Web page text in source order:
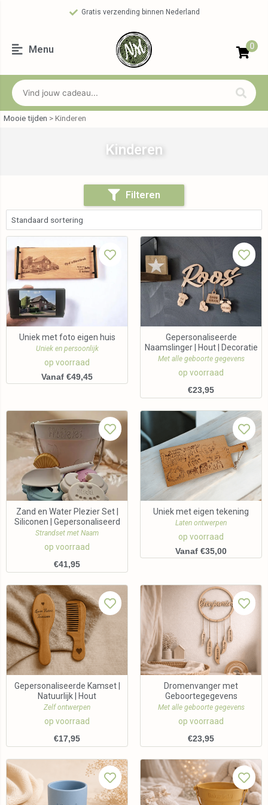
Gratis verzending binnen Nederland
Menu 0
Mooie tijden >Kinderen
Kinderen
Filteren
Uniek met foto eigen huis
Uniek en persoonlijk
op voorraad
Vanaf €49,45
Gepersonaliseerde
Naamslinger | Hout | Decoratie
Met alle geboorte gegevens
op voorraad
€23,95
Zand en Water Plezier Set |
Siliconen | Gepersonaliseerd
Strandset met Naam
op voorraad
€41,95
Uniek met eigen tekening
Laten ontwerpen
op voorraad
Vanaf €35,00
Gepersonaliseerde Kamset |
Natuurlijk | Hout
Zelf ontwerpen
op voorraad
€17,95
Dromenvanger met
Geboortegegevens
Met alle geboorte gegevens
op voorraad
€23,95